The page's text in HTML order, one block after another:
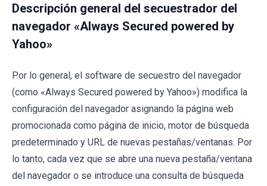
Descripción general del secuestrador del
navegador «Always Secured powered by
Yahoo»
Por lo general, el software de secuestro del navegador
(como «Always Secured powered by Yahoo») modifica la
configuración del navegador asignando la página web
promocionada como página de inicio, motor de búsqueda
predeterminado y URL de nuevas pestañas/ventanas. Por
lo tanto, cada vez que se abre una nueva pestaña/ventana
del navegador o se introduce una consulta de búsqueda